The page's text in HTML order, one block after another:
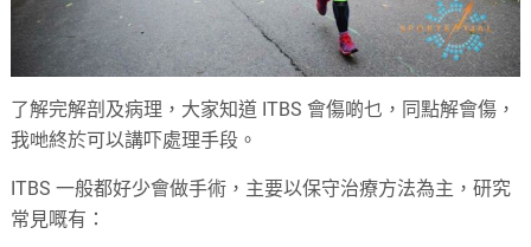
了解完解剖及病理，大家知道 ITBS 會傷啲乜，同點解會傷，
我哋終於可以講吓處理手段。
ITBS 一般都好少會做手術，主要以保守治療方法為主，研究
常見嘅有：